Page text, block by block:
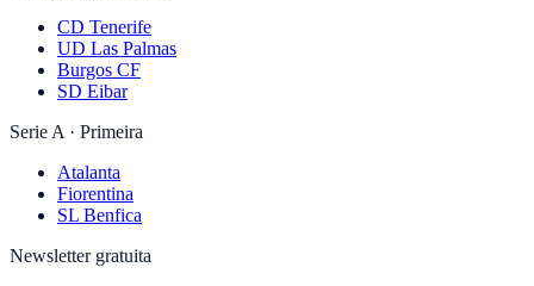
CD Tenerife
UD Las Palmas
Burgos CF
SD Eibar
Serie A · Primeira
Atalanta
Fiorentina
SL Benfica
Newsletter gratuita